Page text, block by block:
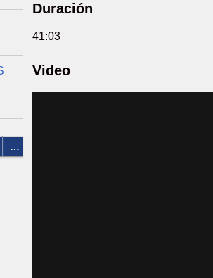
Duración
41:03
Video